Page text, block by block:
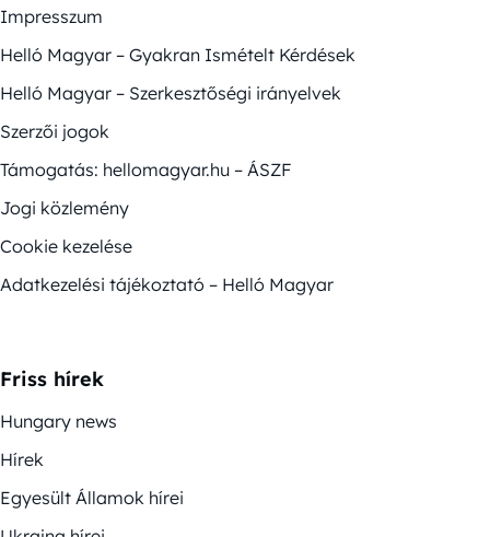
Impresszum
Helló Magyar – Gyakran Ismételt Kérdések
Helló Magyar – Szerkesztőségi irányelvek
Szerzői jogok
Támogatás: hellomagyar.hu – ÁSZF
Jogi közlemény
Cookie kezelése
Adatkezelési tájékoztató – Helló Magyar
Friss hírek
Hungary news
Hírek
Egyesült Államok hírei